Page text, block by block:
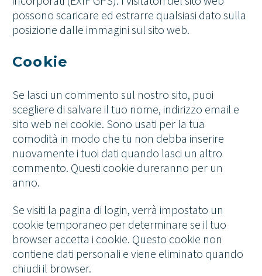
possono scaricare ed estrarre qualsiasi dato sulla
posizione dalle immagini sul sito web.
Cookie
Se lasci un commento sul nostro sito, puoi
scegliere di salvare il tuo nome, indirizzo email e
sito web nei cookie. Sono usati per la tua
comodità in modo che tu non debba inserire
nuovamente i tuoi dati quando lasci un altro
commento. Questi cookie dureranno per un
anno.
Se visiti la pagina di login, verrà impostato un
cookie temporaneo per determinare se il tuo
browser accetta i cookie. Questo cookie non
contiene dati personali e viene eliminato quando
chiudi il browser.